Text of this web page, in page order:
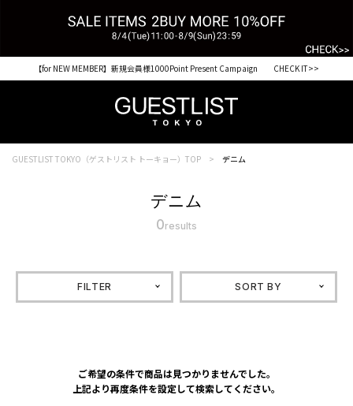
【for NEW MEMBER】新規会員様1000Point Present Campaign CHECK IT>>
GUESTLIST TOKYO（ゲストリスト トーキョー）TOP デニム
デニム
0results
FILTER SORT BY
ご希望の条件で商品は見つかりませんでした。
上記より再度条件を設定して検索してください。